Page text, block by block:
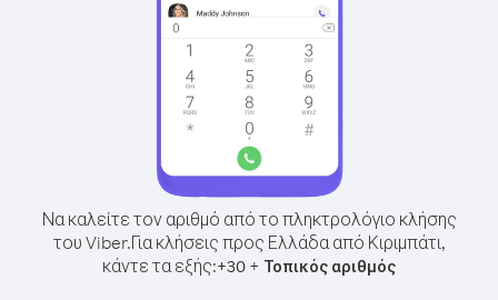
Να καλείτε τον αριθμό από το πληκτρολόγιο κλήσης
του Viber.Για κλήσεις προς Ελλάδα από Κιριμπάτι,
κάντε τα εξής:+30 + Τοπικός αριθμός